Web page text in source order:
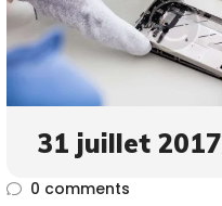
31 juillet 2017
0 comments